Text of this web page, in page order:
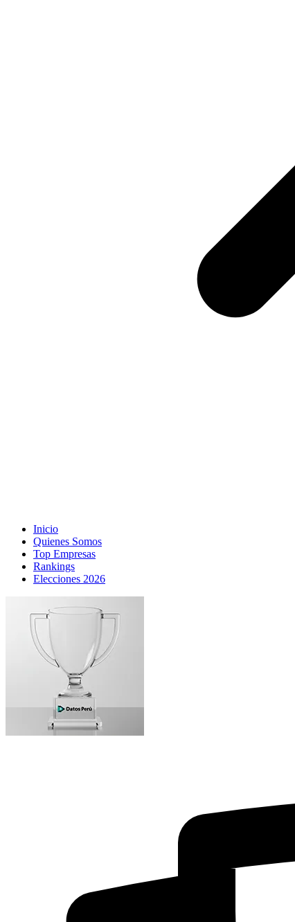
Inicio
Quienes Somos
Top Empresas
Rankings
Elecciones 2026